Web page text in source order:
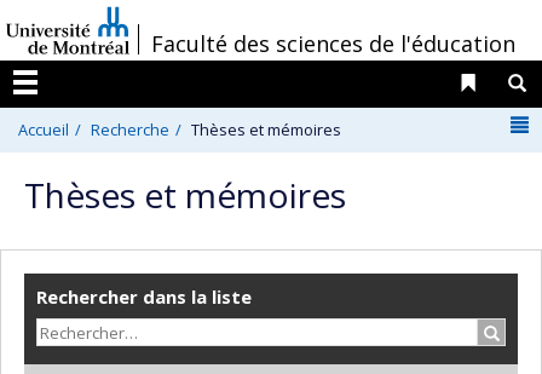
au
contenu
/Faculté des sciences de l'éducation
Menu
Liens
Accueil Recherche Thèses et mémoires
Thèses et mémoires
Rechercher dans la liste